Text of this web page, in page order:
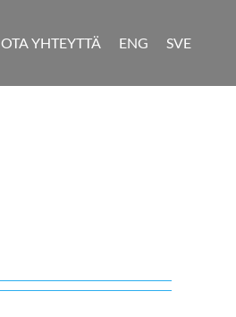
OTA YHTEYTTÄ ENG SVE